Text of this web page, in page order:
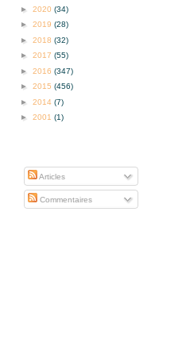
► 2020 (34)
► 2019 (28)
► 2018 (32)
► 2017 (55)
► 2016 (347)
► 2015 (456)
► 2014 (7)
► 2001 (1)
Articles
Commentaires